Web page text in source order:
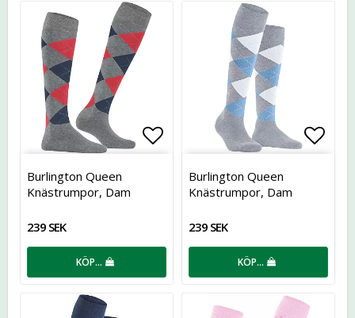
Lägg till i favoritlistan
Burlington Queen
Knästrumpor, Dam
239 SEK
KÖP…
Burlington Queen
Knästrumpor, Dam
239 SEK
KÖP…